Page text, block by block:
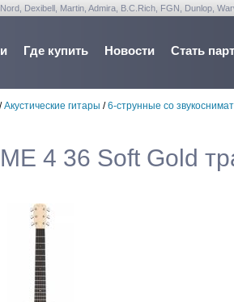
Dexibell, Martin, Admira, B.C.Rich, FGN, Dunlop,
Где купить Новости Стать
/Акустические гитары /6-струнные со
4 36 Soft Gold